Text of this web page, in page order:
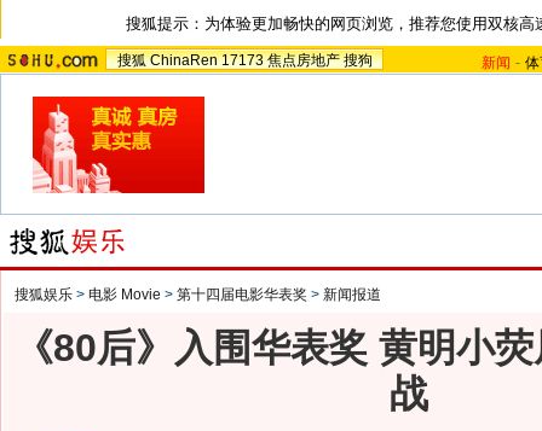
搜狐提示：为体验更加畅快的网页浏览，推荐您使用双核高
搜狐 ChinaRen 17173 焦点房地产 搜狗 新闻 -
搜狐娱乐 > 电影 Movie > 第十四届电影华表奖 > 新闻报道
《80后》入围华表奖 黄明小
战